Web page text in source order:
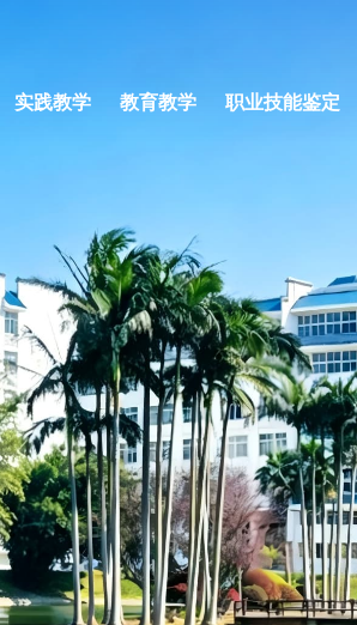
实践教学 教育教学 职业技能鉴定